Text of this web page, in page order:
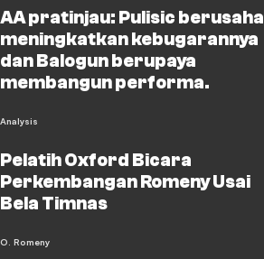
AA pratinjau: Pulisic berusaha
meningkatkan kebugarannya
dan Balogun berupaya
membangun performa.
Analysis
Pelatih Oxford Bicara
Perkembangan Romeny Usai
Bela Timnas
O. Romeny